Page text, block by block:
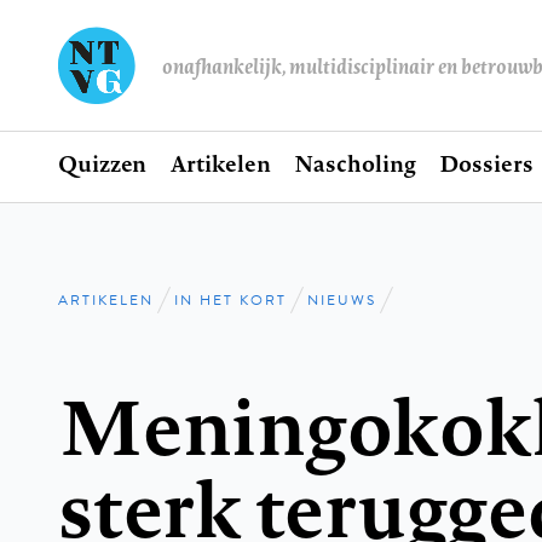
onafhankelijk, multidisciplinair en
Hoofdnavigatie
Home
Quizzen Artikelen Nascholing Dossiers
Kruimelpad
ARTIKELEN IN HET KORT NIEUWS
sterk